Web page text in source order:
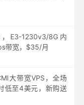
E3-1230v3/8G内
带宽，$35/月
大带宽VPS，全场
低至4美元，新购送